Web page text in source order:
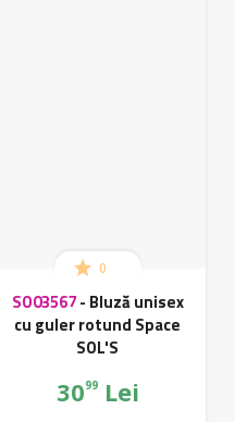
0
SO03567- Bluză unisex
cu guler rotund Space
SOL'S
3099Lei